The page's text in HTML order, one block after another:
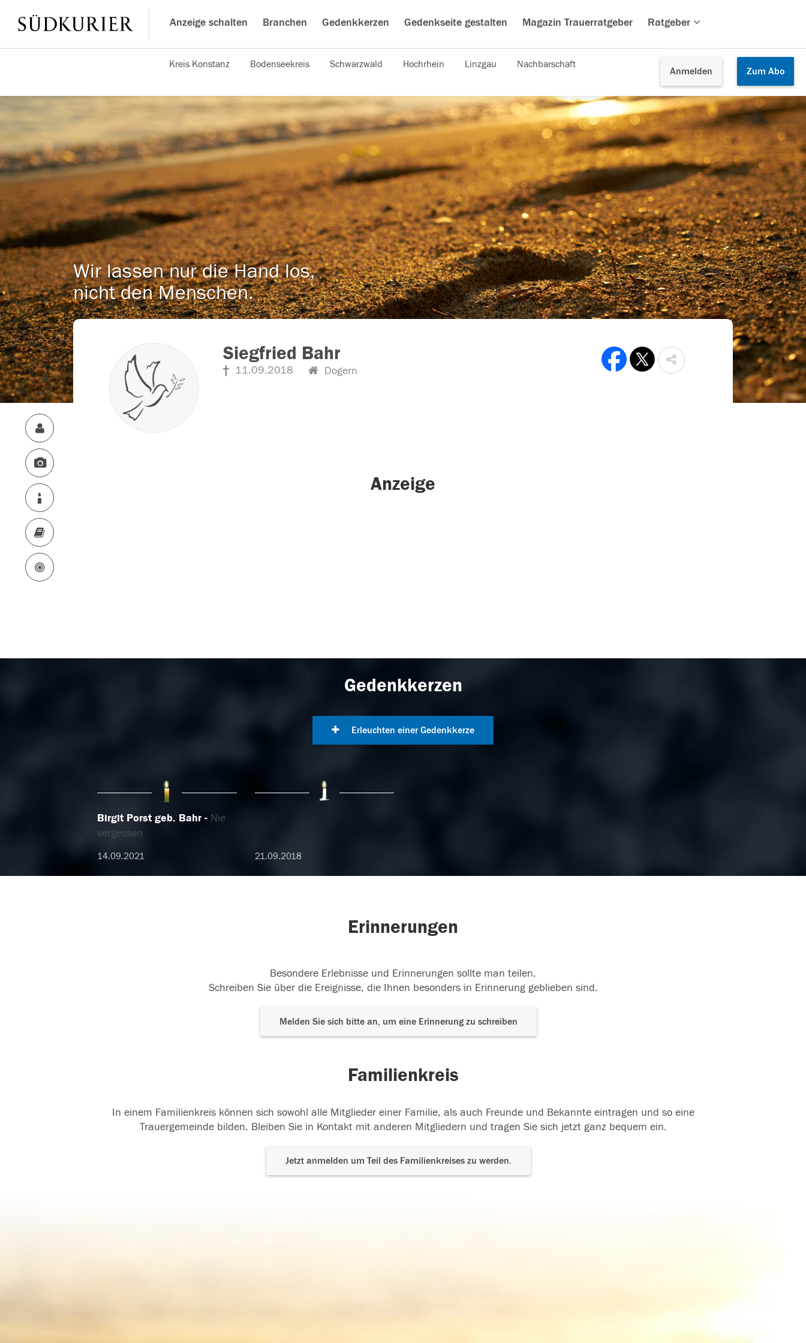
Anzeige schalten Branchen Gedenkkerzen Gedenkseite gestalten Magazin Trauerratgeber Ratgeber
Anmelden Zum Abo
Kreis Konstanz Bodenseekreis Schwarzwald Hochrhein Linzgau Nachbarschaft
Wir lassen nur die Hand los,
nicht den Menschen.
Siegfried Bahr
11.09.2018 Dogern
Anzeige
Gedenkkerzen
Erleuchten einer Gedenkkerze
Birgit Porst geb. Bahr
Nie
vergessen
14.09.2021 21.09.2018
Erinnerungen
Besondere Erlebnisse und Erinnerungen sollte man teilen.
Schreiben Sie über die Ereignisse, die Ihnen besonders in Erinnerung geblieben sind.
Melden Sie sich bitte an, um eine Erinnerung zu schreiben
Familienkreis
In einem Familienkreis können sich sowohl alle Mitglieder einer Familie, als auch Freunde und Bekannte eintragen und so eine
Trauergemeinde bilden. Bleiben Sie in Kontakt mit anderen Mitgliedern und tragen Sie sich jetzt ganz bequem ein.
Jetzt anmelden um Teil des Familienkreises zu werden.